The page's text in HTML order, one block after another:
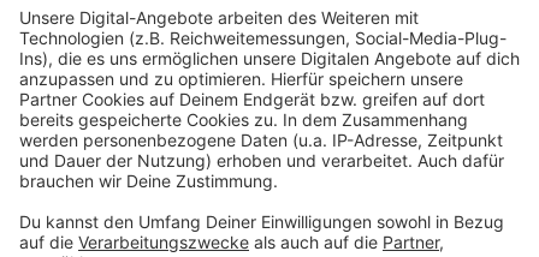
Die Single der BossHoss: "You"
Anzeige
Wir benötigen Ihre
Zustimmung, um den YouTube